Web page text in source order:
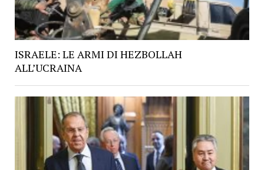
ISRAELE: LE ARMI DI HEZBOLLAH
ALL’UCRAINA